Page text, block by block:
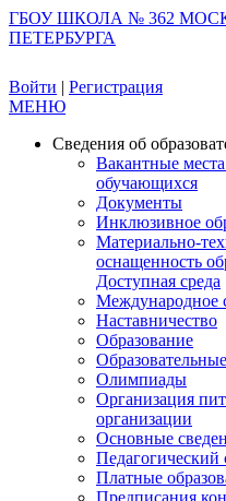
ГБОУ ШКОЛА № 362
ПЕТЕРБУРГА
Войти | Регистрация
МЕНЮ
Сведения об
Вакантные
обучающихся
Документы
Инклюзивное
Материально-
оснащенность
Доступная среда
Международное
Наставничество
Образование
Олимпиады
Организация
организации
Основные
Педагогический
Платные
Предписания